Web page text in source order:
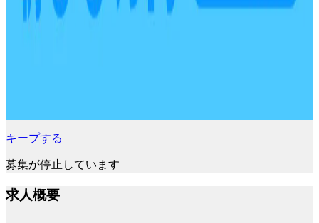
キープする
募集が停止しています
求人概要